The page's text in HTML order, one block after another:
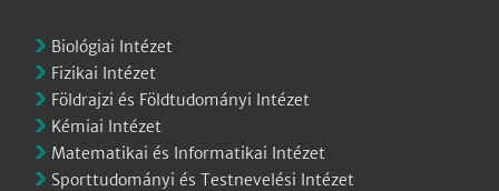
Biológiai Intézet
Fizikai Intézet
Földrajzi és Földtudományi Intézet
Kémiai Intézet
Matematikai és Informatikai Intézet
Sporttudományi és Testnevelési Intézet